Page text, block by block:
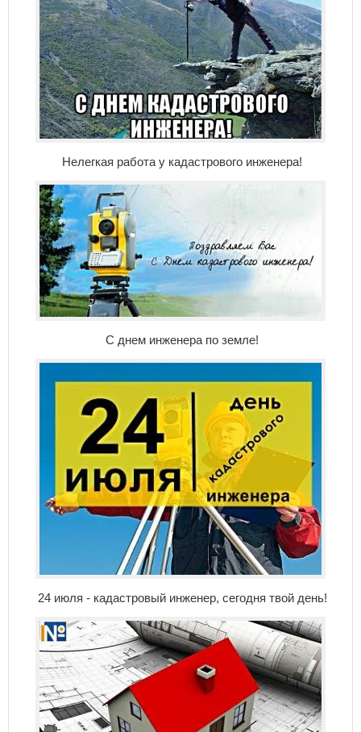
Нелегкая работа у кадастрового инженера!
С днем инженера по земле!
24 июля - кадастровый инженер, сегодня твой день!